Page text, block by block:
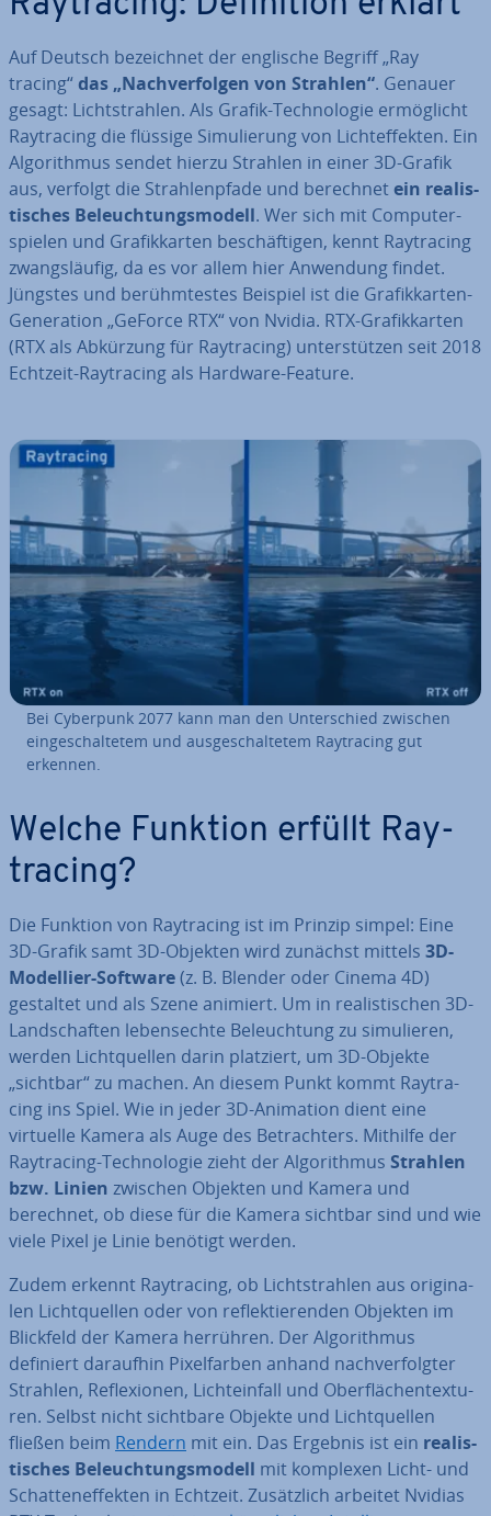
Auf Deutsch be­zeich­net der englische Begriff „Ray
tracing“das „Nach­ver­fol­gen von Strahlen“. Genauer
gesagt: Licht­strah­len. Als Grafik-Tech­no­lo­gie er­mög­licht
Ray­tra­cing die flüssige Si­mu­lie­rung von Licht­ef­fek­ten. Ein
Al­go­rith­mus sendet hierzu Strahlen in einer 3D-Grafik
aus, verfolgt die Strah­len­pfa­de und berechnetein rea­lis­
ti­sches Be­leuch­tungs­mo­dell. Wer sich mit Com­pu­ter­
spie­len und Gra­fik­kar­ten be­schäf­ti­gen, kennt Ray­tra­cing
zwangs­läu­fig, da es vor allem hier Anwendung findet.
Jüngstes und be­rühm­tes­tes Beispiel ist die Gra­fik­kar­ten-
Ge­ne­ra­ti­on „GeForce RTX“ von Nvidia. RTX-Gra­fik­kar­ten
(RTX als Abkürzung für Ray­tra­cing) un­ter­stüt­zen seit 2018
Echtzeit-Ray­tra­cing als Hardware-Feature.
Bei Cyberpunk 2077 kann man den Un­ter­schied zwischen
ein­ge­schal­te­tem und aus­ge­schal­te­tem Ray­tra­cing gut
erkennen.
Welche Funktion erfüllt Ray­
tra­cing?
Die Funktion von Ray­tra­cing ist im Prinzip simpel: Eine
3D-Grafik samt 3D-Objekten wird zunächst mittels 3D-
Modellier-Software(z. B. Blender oder Cinema 4D)
gestaltet und als Szene animiert. Um in rea­lis­ti­schen 3D-
Land­schaf­ten le­bens­ech­te Be­leuch­tung zu si­mu­lie­ren,
werden Licht­quel­len darin platziert, um 3D-Objekte
„sichtbar“ zu machen. An diesem Punkt kommt Ray­tra­
cing ins Spiel. Wie in jeder 3D-Animation dient eine
virtuelle Kamera als Auge des Be­trach­ters. Mithilfe der
Ray­tra­cing-Tech­no­lo­gie zieht der Al­go­rith­mus Strahlen
bzw. Linien zwischen Objekten und Kamera und
berechnet, ob diese für die Kamera sichtbar sind und wie
viele Pixel je Linie benötigt werden.
Zudem erkennt Ray­tra­cing, ob Licht­strah­len aus ori­gi­na­
len Licht­quel­len oder von re­flek­tie­ren­den Objekten im
Blickfeld der Kamera herrühren. Der Al­go­rith­mus
definiert daraufhin Pi­xel­far­ben anhand nach­ver­folg­ter
Strahlen, Re­fle­xio­nen, Licht­ein­fall und Ober­flä­chen­tex­tu­
ren. Selbst nicht sichtbare Objekte und Licht­quel­len
fließen beim Rendern mit ein. Das Ergebnis ist ein rea­lis­
ti­sches Be­leuch­tungs­mo­dell mit komplexen Licht- und
Schat­ten­ef­fek­ten in Echtzeit. Zu­sätz­lich arbeitet Nvidias